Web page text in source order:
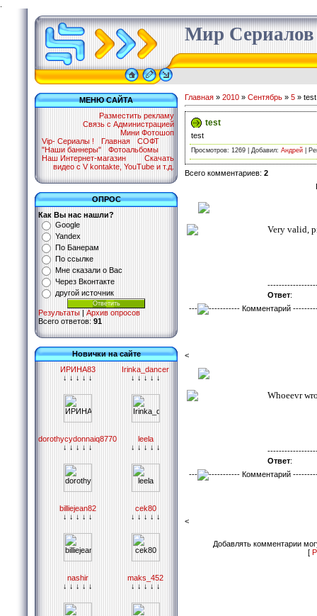
Мир Сериалов
МЕНЮ САЙТА
Разместить рекламу
Связь с Администрацией
Мини Фотошоп
Vip- Сериалы !
Главная
СОФТ
"Наши баннеры"
Фотоальбомы
Наш Интернет-магазин
Скачать
видео с V kontakte, YouTube и т.д.
ОПРОС
Как Вы нас нашли?
Google
Yandex
По Банерам
По ссылке
Мне сказали о Вас
Через Вконтакте
другой источник
Результаты | Архив опросов
Всего ответов: 91
Новички на сайте
ИРИНА83
↓ ↓ ↓ ↓ ↓
Irinka_dancer
↓ ↓ ↓ ↓ ↓
dorothycydonnaiq8770
↓ ↓ ↓ ↓ ↓
leela
↓ ↓ ↓ ↓ ↓
billiejean82
↓ ↓ ↓ ↓ ↓
cek80
↓ ↓ ↓ ↓ ↓
nashir
↓ ↓ ↓ ↓ ↓
maks_452
↓ ↓ ↓ ↓ ↓
Главная » 2010 » Сентябрь » 5 » test
test
test
Просмотров: 1269 | Добавил: Андрей
Всего комментариев: 2
Very valid,
Ответ:
---
----------- Комментарий
<
Whoeevr
Ответ:
---
----------- Комментарий
<
Добавлять комментарии
[